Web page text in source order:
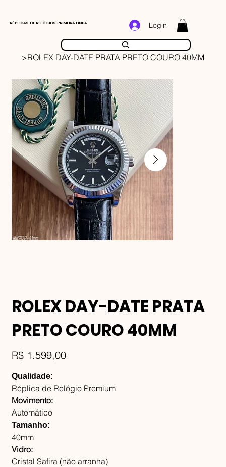
RÉPLICAS DE RELÓGIOS PRIMEIRA LINHA Login
>ROLEX DAY-DATE PRATA PRETO COURO 40MM
ROLEX DAY-DATE PRATA
PRETO COURO 40MM
Preço
R$ 1.599,00
Qualidade:
Réplica de Relógio Premium
Movimento:
Automático
Tamanho:
40mm
Vidro:
Cristal Safira (não arranha)